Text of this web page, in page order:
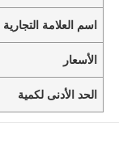
اسم العلامة التجارية
الأسعار
الحد الأدنى لكمية